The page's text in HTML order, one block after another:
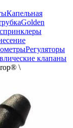
Капельная
Golden
Регуляторы
клапаны
\